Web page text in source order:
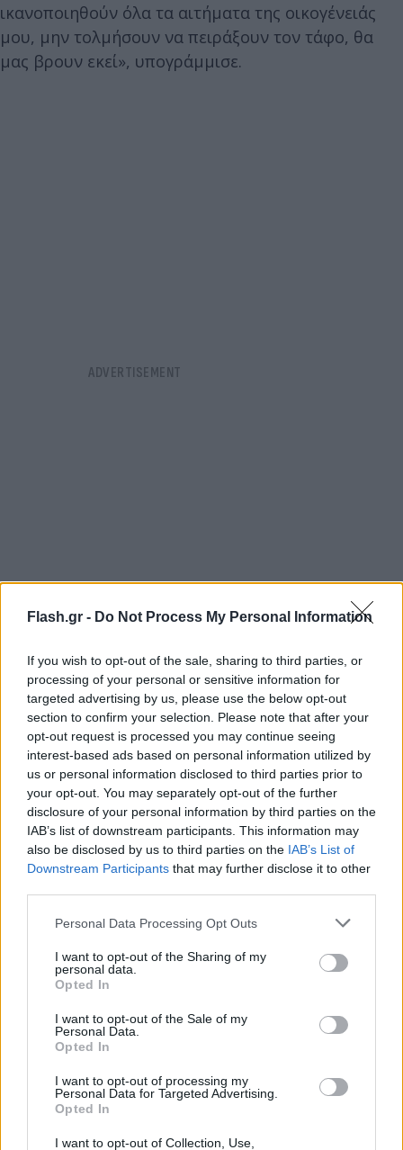
Flash.gr - Do Not Process My Personal Information
If you wish to opt-out of the sale, sharing to third parties, or
processing of your personal or sensitive information for
targeted advertising by us, please use the below opt-out
section to confirm your selection. Please note that after your
opt-out request is processed you may continue seeing
interest-based ads based on personal information utilized by
us or personal information disclosed to third parties prior to
your opt-out. You may separately opt-out of the further
disclosure of your personal information by third parties on the
IAB’s list of downstream participants. This information may
also be disclosed by us to third parties on the IAB’s List of
Downstream Participants that may further disclose it to other
Please note that this website/app uses one or more Google
not limited to your visit or usage behaviour. You may click to
grant or deny consent to Google and its third-party tags to
use your data for below specified purposes in below Google
consent section.
Personal Data Processing Opt Outs
I want to opt-out of the Sharing of my
personal data.
Opted In
I want to opt-out of the Sale of my
Personal Data.
Opted In
I want to opt-out of processing my
Personal Data for Targeted Advertising.
Opted In
I want to opt-out of Collection, Use,
ικανοποιηθούν όλα τα αιτήματα της οικογένειάς
μου, μην τολμήσουν να πειράξουν τον τάφο, θα
μας βρουν εκεί», υπογράμμισε.
Παράλληλα, δήλωσε ότι αντλεί δύναμη τόσο από
τον κόσμο που τον επισκέπτεται καθημερινά αλλά
και από το παιδί του. «Περίμενα αμέσως να μου
δώσουν την απάντηση και το χαρτί που ζητάω,
αλλά απ’ ότι φαίνεται η κυβέρνηση έχει πολλά να
κρύψει», συμπλήρωσε.
Αναφέρθηκε και στην κατάσταση της υγείας του:
«Κάθε μέρα που περνάει υπάρχει ακόμη πιο πολλή
εδώ πέρα με μια βαλίτσα, δεν είχα προβλέψει όλο
αυτό που έχει γίνει. Δεν έχω καταλάβει ακόμα τι
γίνεται. Καταλαβαίνω ότι τόσα χρόνια αυτή η χώρα
«Θα δικαιωθούμε, γιατί το ζητάω εγώ, το ζητάει ο
λαός, το ζητάει όλος ο κόσμος», επεσήμανε.